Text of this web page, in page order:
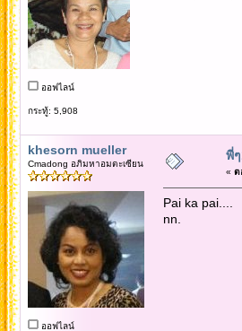
ออฟไลน์
กระทู้: 5,908
khesorn mueller
Cmadong อภิมหาอมตะเซียน
ออฟไลน์
พี่
« ต
Pai ka pai....
nn.